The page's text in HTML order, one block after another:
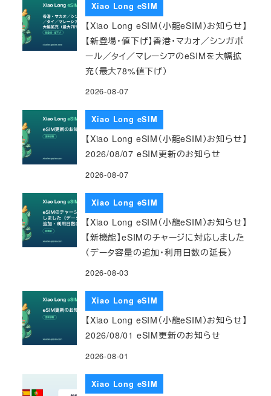
Xiao Long eSIM
【Xiao Long eSIM（小龍eSIM）お知らせ】
【新登場・値下げ】香港・マカオ／シンガポ
ール／タイ／マレーシアのeSIMを大幅拡
充（最大78%値下げ）
2026-08-07
Xiao Long eSIM
【Xiao Long eSIM（小龍eSIM）お知らせ】
2026/08/07 eSIM更新のお知らせ
2026-08-07
Xiao Long eSIM
【Xiao Long eSIM（小龍eSIM）お知らせ】
【新機能】eSIMのチャージに対応しました
（データ容量の追加・利用日数の延長）
2026-08-03
Xiao Long eSIM
【Xiao Long eSIM（小龍eSIM）お知らせ】
2026/08/01 eSIM更新のお知らせ
2026-08-01
Xiao Long eSIM